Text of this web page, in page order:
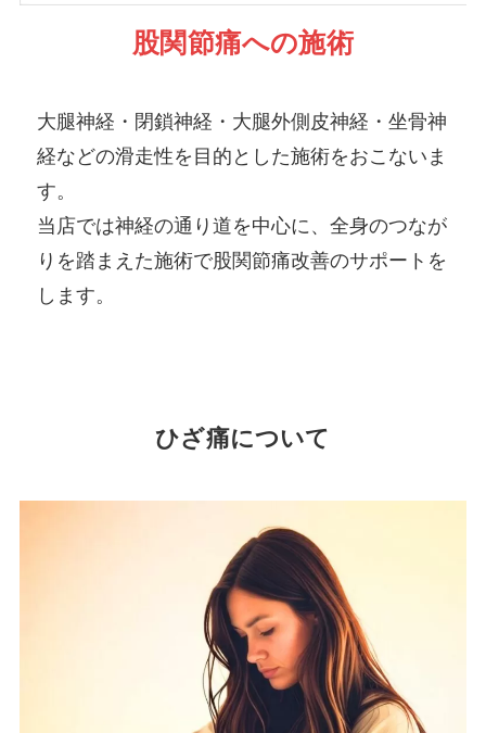
股関節痛への施術
大腿神経・閉鎖神経・大腿外側皮神経・坐骨神
経などの滑走性を目的とした施術をおこないま
す。
当店では神経の通り道を中心に、全身のつなが
りを踏まえた施術で股関節痛改善のサポートを
します。
ひざ痛について